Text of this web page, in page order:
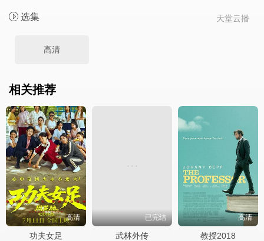
天堂云播
选集
高清
相关推荐
高清
功夫女足
已完结
武林外传
高清
教授2018